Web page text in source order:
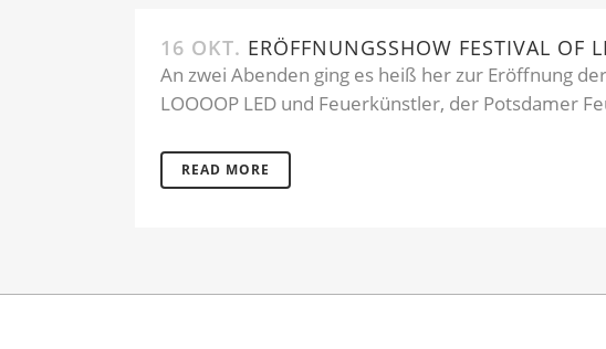
16 OKT. ERÖFFNUNGSSHOW FESTIVAL OF
An zwei Abenden ging es heiß her zur Eröffnung
LOOOOP LED und Feuerkünstler, der Potsdamer
READ MORE